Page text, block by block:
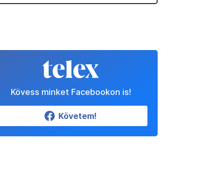
Kövess minket Facebookon is!
Követem!